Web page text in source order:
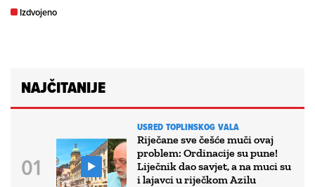
Izdvojeno
NAJČITANIJE
USRED TOPLINSKOG VALA
Riječane sve češće muči ovaj
problem: Ordinacije su pune!
Liječnik dao savjet, a na muci su
i lajavci u riječkom Azilu